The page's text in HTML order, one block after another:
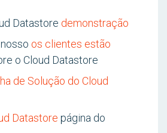
Datastore demonstração
os clientes estão
o Cloud Datastore
de Solução do Cloud
Datastore página do